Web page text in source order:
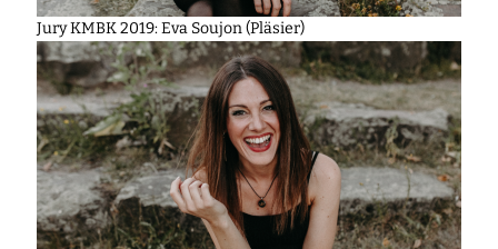
Jury KMBK 2019: Eva Soujon (Pläsier)